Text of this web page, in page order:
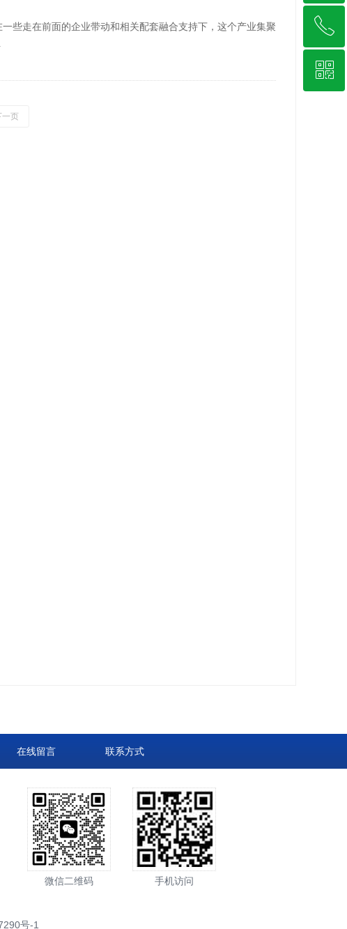
些走在前面的企业带动和相关配套融合支持下，这个产业集聚
一页
在线留言 联系方式
号-1
微信二维码 手机访问
回到顶部
ꂅ
18577273388
ꀥ